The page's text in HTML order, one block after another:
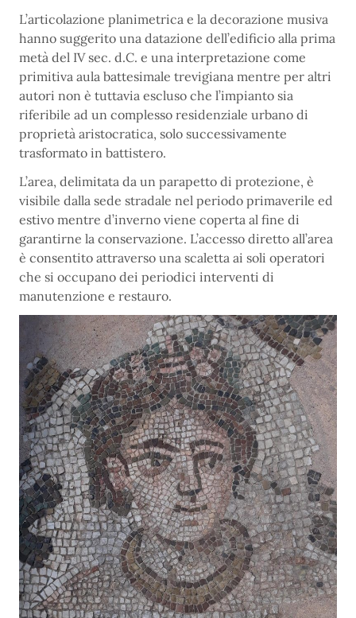
L’articolazione planimetrica e la decorazione musiva
hanno suggerito una datazione dell’edificio alla prima
metà del IV sec. d.C. e una interpretazione come
primitiva aula battesimale trevigiana mentre per altri
autori non è tuttavia escluso che l’impianto sia
riferibile ad un complesso residenziale urbano di
proprietà aristocratica, solo successivamente
trasformato in battistero.
L’area, delimitata da un parapetto di protezione, è
visibile dalla sede stradale nel periodo primaverile ed
estivo mentre d’inverno viene coperta al fine di
garantirne la conservazione. L’accesso diretto all’area
è consentito attraverso una scaletta ai soli operatori
che si occupano dei periodici interventi di
manutenzione e restauro.